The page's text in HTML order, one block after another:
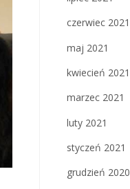
czerwiec 2021
maj 2021
kwiecień 2021
marzec 2021
luty 2021
styczeń 2021
grudzień 2020